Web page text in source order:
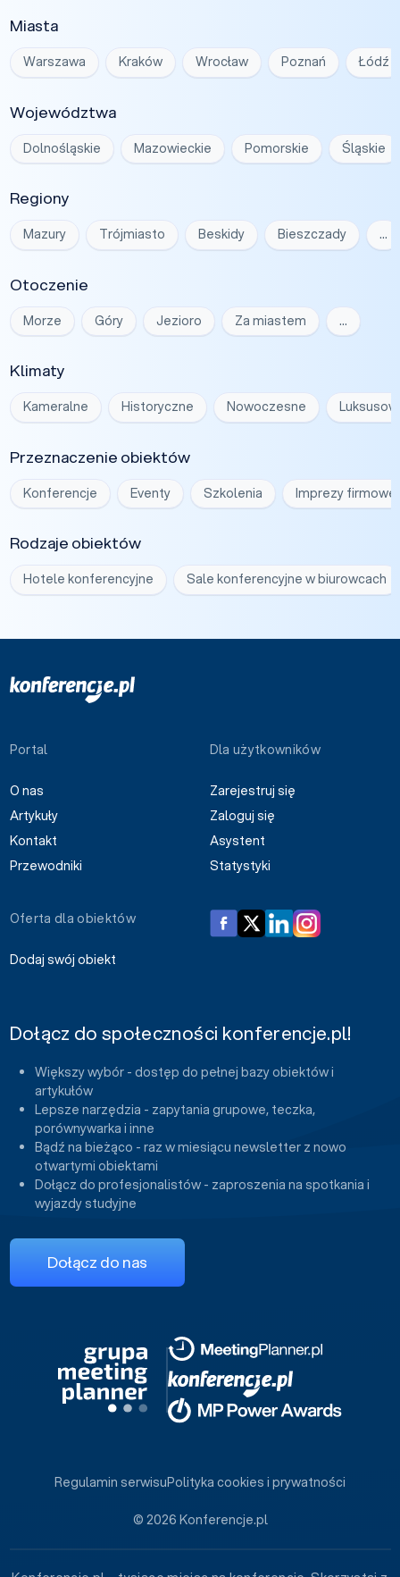
Miasta
Warszawa Kraków Wrocław Poznań Łódź
Województwa
Dolnośląskie Mazowieckie Pomorskie Śląskie
Regiony
Mazury Trójmiasto Beskidy Bieszczady …
Otoczenie
Morze Góry Jezioro Za miastem …
Klimaty
Kameralne Historyczne Nowoczesne
Przeznaczenie obiektów
Konferencje Eventy Szkolenia Imprezy firmowe
Rodzaje obiektów
Hotele konferencyjne Sale konferencyjne w biurowcach
Portal
O nas
Artykuły
Kontakt
Przewodniki
Dla użytkowników
Zarejestruj się
Zaloguj się
Asystent
Statystyki
Oferta dla obiektów
Dodaj swój obiekt
Dołącz do społeczności konferencje.pl!
Większy wybór - dostęp do pełnej bazy obiektów i
artykułów
Lepsze narzędzia - zapytania grupowe, teczka,
porównywarka i inne
Bądź na bieżąco - raz w miesiącu newsletter z nowo
otwartymi obiektami
Dołącz do profesjonalistów - zaproszenia na spotkania i
wyjazdy studyjne
Dołącz do nas
© 2026 Konferencje.pl
Regulamin serwisuPolityka cookies i prywatności